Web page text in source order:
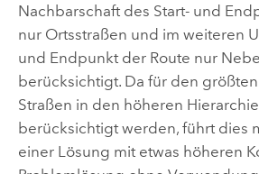
Nachbarschaft des Start- und
nur Ortsstraßen und im weiteren
und Endpunkt der Route nur
berücksichtigt. Da für den
Straßen in den höheren
berücksichtigt werden, führt dies
einer Lösung mit etwas höheren